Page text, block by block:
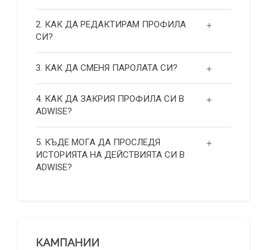
2. КАК ДА РЕДАКТИРАМ ПРОФИЛА
СИ?
3. КАК ДА СМЕНЯ ПАРОЛАТА СИ?
4. КАК ДА ЗАКРИЯ ПРОФИЛА СИ В
ADWISE?
5. КЪДЕ МОГА ДА ПРОСЛЕДЯ
ИСТОРИЯТА НА ДЕЙСТВИЯТА СИ В
ADWISE?
КАМПАНИИ